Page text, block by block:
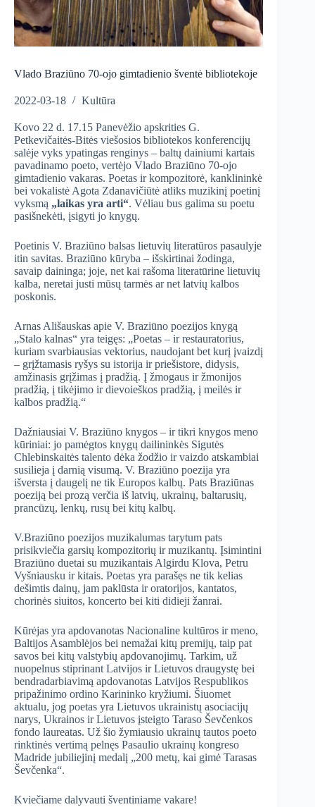
Vlado Braziūno 70-ojo gimtadienio šventė bibliotekoje
2022-03-18 Kultūra
Kovo 22 d. 17.15 Panevėžio apskrities G.
Petkevičaitės-Bitės viešosios bibliotekos konferencijų
salėje vyks ypatingas renginys – baltų dainiumi kartais
pavadinamo poeto, vertėjo Vlado Braziūno 70-ojo
gimtadienio vakaras. Poetas ir kompozitorė, kanklininkė
bei vokalistė Agota Zdanavičiūtė atliks muzikinį poetinį
vyksmą „laikas yra arti“. Vėliau bus galima su poetu
pasišnekėti, įsigyti jo knygų.
Poetinis V. Braziūno balsas lietuvių literatūros pasaulyje
itin savitas. Braziūno kūryba – išskirtinai žodinga,
savaip daininga; joje, net kai rašoma literatūrine lietuvių
kalba, neretai justi mūsų tarmės ar net latvių kalbos
poskonis.
Arnas Ališauskas apie V. Braziūno poezijos knygą
„Stalo kalnas“ yra teigęs: „Poetas – ir restauratorius,
kuriam svarbiausias vektorius, naudojant bet kurį įvaizdį
– grįžtamasis ryšys su istorija ir priešistore, didysis,
amžinasis grįžimas į pradžią. Į žmogaus ir žmonijos
pradžią, į tikėjimo ir dievoieškos pradžią, į meilės ir
kalbos pradžią.“
Dažniausiai V. Braziūno knygos – ir tikri knygos meno
kūriniai: jo pamėgtos knygų dailininkės Sigutės
Chlebinskaitės talento dėka žodžio ir vaizdo atskambiai
susilieja į darnią visumą. V. Braziūno poezija yra
išversta į daugelį ne tik Europos kalbų. Pats Braziūnas
poeziją bei prozą verčia iš latvių, ukrainų, baltarusių,
prancūzų, lenkų, rusų bei kitų kalbų.
V.Braziūno poezijos muzikalumas tarytum pats
prisikviečia garsių kompozitorių ir muzikantų. Įsimintini
Braziūno duetai su muzikantais Algirdu Klova, Petru
Vyšniausku ir kitais. Poetas yra parašęs ne tik kelias
dešimtis dainų, jam paklūsta ir oratorijos, kantatos,
chorinės siuitos, koncerto bei kiti didieji žanrai.
Kūrėjas yra apdovanotas Nacionaline kultūros ir meno,
Baltijos Asamblėjos bei nemažai kitų premijų, taip pat
savos bei kitų valstybių apdovanojimų. Tarkim, už
nuopelnus stiprinant Latvijos ir Lietuvos draugystę bei
bendradarbiavimą apdovanotas Latvijos Respublikos
pripažinimo ordino Karininko kryžiumi. Šiuomet
aktualu, jog poetas yra Lietuvos ukrainistų asociacijų
narys, Ukrainos ir Lietuvos įsteigto Taraso Ševčenkos
fondo laureatas. Už šio žymiausio ukrainų tautos poeto
rinktinės vertimą pelnęs Pasaulio ukrainų kongreso
Madride jubiliejinį medalį „200 metų, kai gimė Tarasas
Ševčenka“.
Kviečiame dalyvauti šventiniame vakare!